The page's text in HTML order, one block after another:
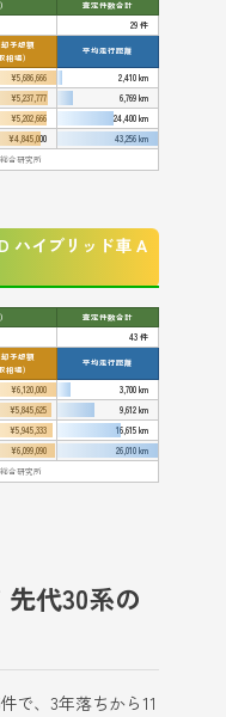
査定件数合計
29 件
予想額
相場）
平均走行距離
¥5,686,666
2,410 km
¥5,237,777
6,769 km
¥5,202,666
24,400 km
¥4,845,000
43,256 km
合研究所
ハイブリッド車 A
査定件数合計
43 件
予想額
相場）
平均走行距離
¥6,120,000
3,700 km
¥5,845,625
9,612 km
¥5,945,333
16,615 km
¥6,099,090
26,010 km
合研究所
代30系の
で、3年落ちから11